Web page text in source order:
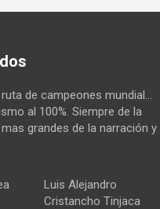
de campeones mundial…
al 100%. Siempre de la
grandes de la narración y
Luis Alejandro
Cristancho Tinjaca